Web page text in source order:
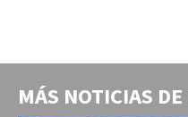
MÁS NOTICIAS DE